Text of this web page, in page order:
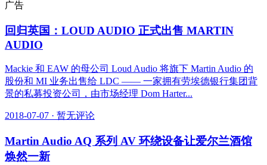
广告
回归英国：LOUD AUDIO 正式出售 MARTIN
AUDIO
Mackie 和 EAW 的母公司 Loud Audio 将旗下 Martin Audio 的
股份和 MI 业务出售给 LDC —— 一家拥有劳埃德银行集团背
景的私募投资公司，由市场经理 Dom Harter...
2018-07-07 · 暂无评论
Martin Audio AQ 系列 AV 环绕设备让爱尔兰酒馆
焕然一新